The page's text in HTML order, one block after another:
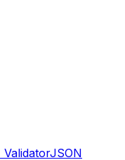
ValidatorJSON